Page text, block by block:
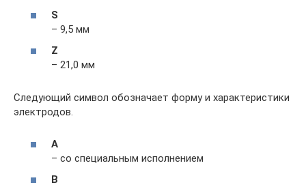
S
– 9,5 мм
Z
– 21,0 мм
Следующий символ обозначает форму и характеристики
электродов.
A
– со специальным исполнением
B